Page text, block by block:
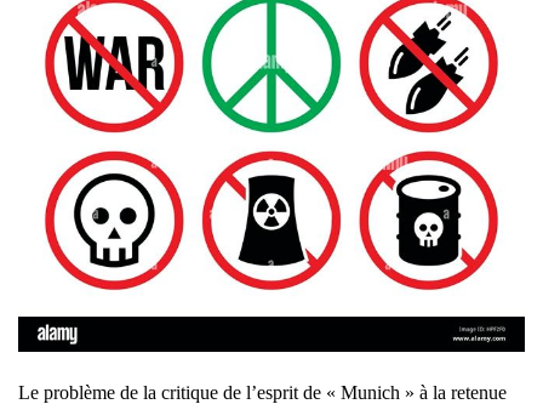
Le problème de la critique de l’esprit de « Munich » à la retenue